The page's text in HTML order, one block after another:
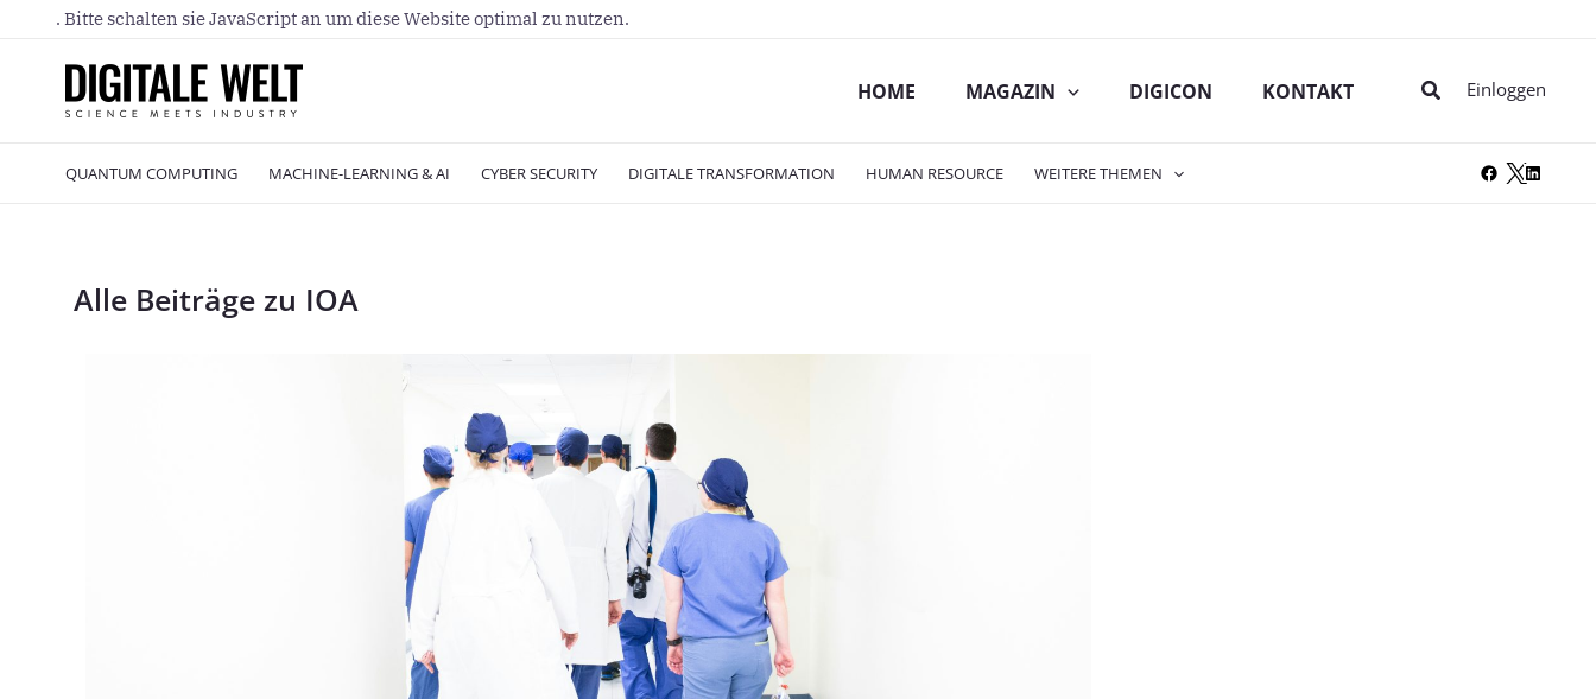
. Bitte schalten sie JavaScript an um diese Website optimal zu nutzen.
HOME MAGAZIN DIGICON KONTAKT SucheEinloggen
QUANTUM COMPUTING MACHINE-LEARNING & AI CYBER SECURITY DIGITALE TRANSFORMATION HUMAN RESOURCE WEITERE THEMEN
Alle Beiträge zu IOA